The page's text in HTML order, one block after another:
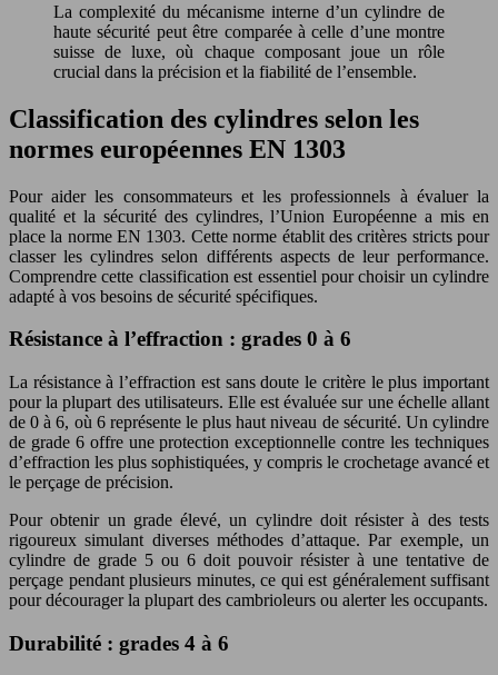
La complexité du mécanisme interne d’un cylindre de
haute sécurité peut être comparée à celle d’une montre
suisse de luxe, où chaque composant joue un rôle
crucial dans la précision et la fiabilité de l’ensemble.
Classification des cylindres selon les
normes européennes EN 1303
Pour aider les consommateurs et les professionnels à évaluer la
qualité et la sécurité des cylindres, l’Union Européenne a mis en
place la norme EN 1303. Cette norme établit des critères stricts pour
classer les cylindres selon différents aspects de leur performance.
Comprendre cette classification est essentiel pour choisir un cylindre
adapté à vos besoins de sécurité spécifiques.
Résistance à l’effraction : grades 0 à 6
La résistance à l’effraction est sans doute le critère le plus important
pour la plupart des utilisateurs. Elle est évaluée sur une échelle allant
de 0 à 6, où 6 représente le plus haut niveau de sécurité. Un cylindre
de grade 6 offre une protection exceptionnelle contre les techniques
d’effraction les plus sophistiquées, y compris le crochetage avancé et
le perçage de précision.
Pour obtenir un grade élevé, un cylindre doit résister à des tests
rigoureux simulant diverses méthodes d’attaque. Par exemple, un
cylindre de grade 5 ou 6 doit pouvoir résister à une tentative de
perçage pendant plusieurs minutes, ce qui est généralement suffisant
pour décourager la plupart des cambrioleurs ou alerter les occupants.
Durabilité : grades 4 à 6